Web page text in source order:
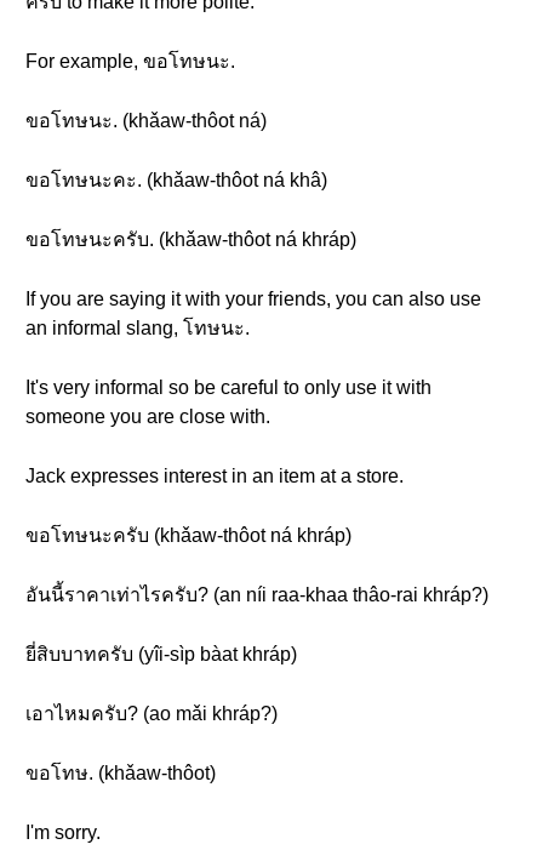
For example, ขอโทษนะ.
ขอโทษนะ. (khǎaw-thôot ná)
ขอโทษนะคะ. (khǎaw-thôot ná khâ)
ขอโทษนะครับ. (khǎaw-thôot ná khráp)
If you are saying it with your friends, you can also use
an informal slang, โทษนะ.
It's very informal so be careful to only use it with
someone you are close with.
Jack expresses interest in an item at a store.
ขอโทษนะครับ (khǎaw-thôot ná khráp)
อันนี้ราคาเท่าไรครับ? (an níi raa-khaa thâo-rai khráp?)
ยี่สิบบาทครับ (yîi-sìp bàat khráp)
เอาไหมครับ? (ao mǎi khráp?)
ขอโทษ. (khǎaw-thôot)
I'm sorry.